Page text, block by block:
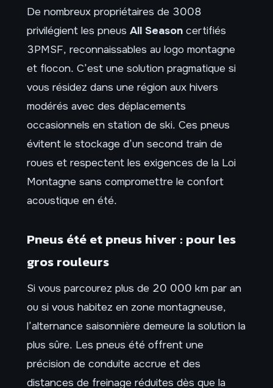
De nombreux propriétaires de 3008
privilégient les pneus All Season certifiés
3PMSF, reconnaissables au logo montagne
et flocon. C’est une solution pragmatique si
vous résidez dans une région aux hivers
modérés avec des déplacements
occasionnels en station de ski. Ces pneus
évitent le stockage d’un second train de
roues et respectent les exigences de la Loi
Montagne sans compromettre le confort
acoustique en été.
Pneus été et pneus hiver : pour les
gros rouleurs
Si vous parcourez plus de 20 000 km par an
ou si vous habitez en zone montagneuse,
l’alternance saisonnière demeure la solution la
plus sûre. Les pneus été offrent une
précision de conduite accrue et des
distances de freinage réduites dès que la